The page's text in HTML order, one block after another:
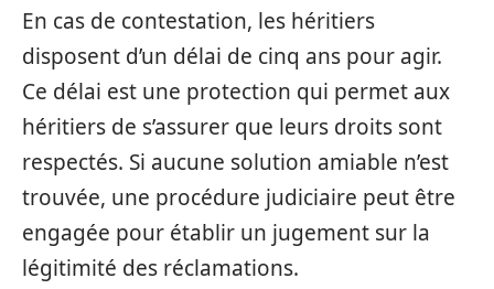
En cas de contestation, les héritiers
disposent d’un délai de cinq ans pour agir.
Ce délai est une protection qui permet aux
héritiers de s’assurer que leurs droits sont
respectés. Si aucune solution amiable n’est
trouvée, une procédure judiciaire peut être
engagée pour établir un jugement sur la
légitimité des réclamations.